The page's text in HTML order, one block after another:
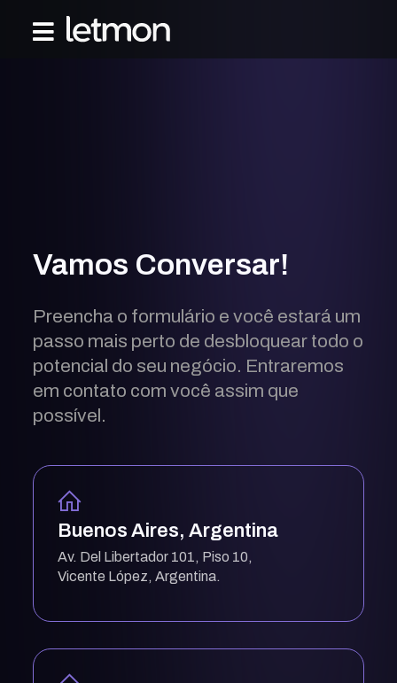
Vamos Conversar!
Preencha o formulário e você estará um
passo mais perto de desbloquear todo o
potencial do seu negócio. Entraremos
em contato com você assim que
possível.
Buenos Aires, Argentina
Av. Del Libertador 101, Piso 10,
Vicente López, Argentina.